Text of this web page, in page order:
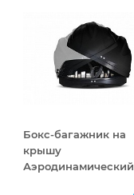
Бокс-багажник на
крышу
Аэродинамический